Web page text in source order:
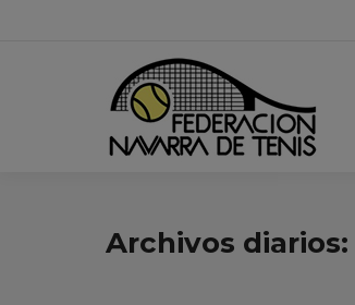
Archivos diarios: